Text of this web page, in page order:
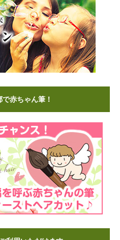
赤ちゃん筆！